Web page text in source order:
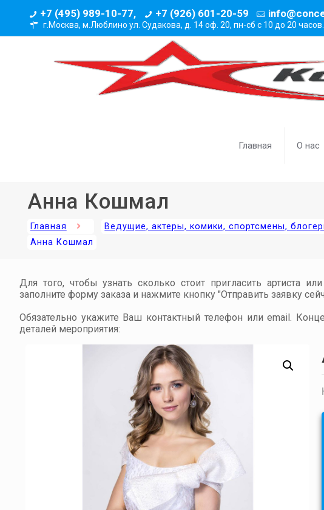
+7 (495) 989-10-77, +7 (926) 601-20-59
г.Москва, м.Люблино ул. Судакова, д. 14 оф. 20, пн-сб с 10 до 20 часов.
Главная О нас
Анна Кошмал
Главная Ведущие, актеры, комики, спортсмены,
Анна Кошмал
Для того, чтобы узнать сколько стоит пригласить артиста
заполните форму заказа и нажмите кнопку "Отправить заявку
Обязательно укажите Ваш контактный телефон или email.
деталей мероприятия: